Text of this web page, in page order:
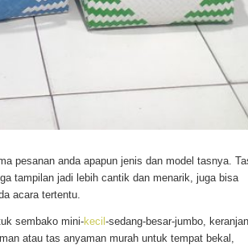
pesanan anda apapun jenis dan model tasnya.
tampilan jadi lebih cantik dan menarik, juga bisa
acara tertentu.
sembako mini-kecil -sedang-besar-jumbo,
atau tas anyaman murah untuk tempat bekal,